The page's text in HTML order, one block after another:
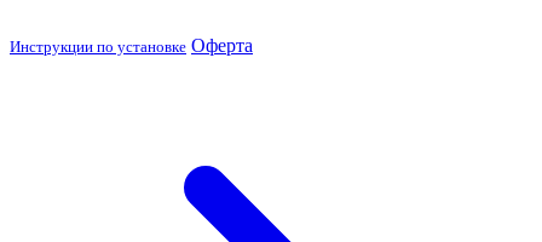
Инструкции по установке Оферта